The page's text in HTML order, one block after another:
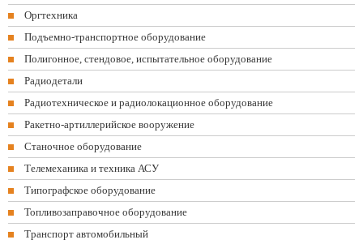
Оргтехника
Подъемно-транспортное оборудование
Полигонное, стендовое, испытательное оборудование
Радиодетали
Радиотехническое и радиолокационное оборудование
Ракетно-артиллерийское вооружение
Станочное оборудование
Телемеханика и техника АСУ
Типографское оборудование
Топливозаправочное оборудование
Транспорт автомобильный